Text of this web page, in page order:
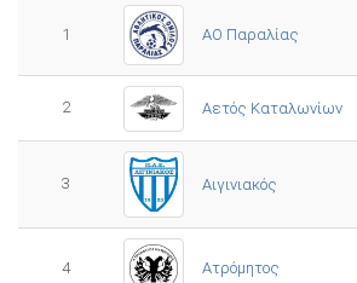
1 ΑΟ Παραλίας
2 Αετός Καταλωνίων
3 Αιγινιακός
4 Ατρόμητος